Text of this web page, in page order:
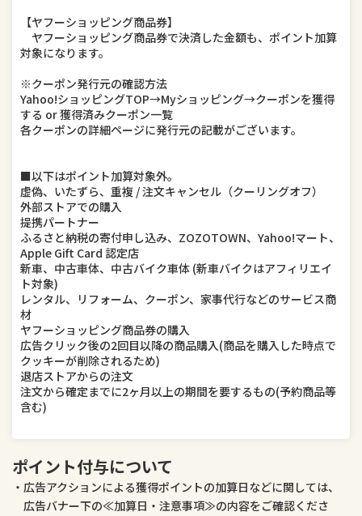
【ヤフーショッピング商品券】
ヤフーショッピング商品券で決済した金額も、ポイント加算
対象になります。
※クーポン発行元の確認方法
Yahoo!ショッピングTOP→Myショッピング→クーポンを獲得
する or 獲得済みクーポン一覧
各クーポンの詳細ページに発行元の記載がございます。
■以下はポイント加算対象外。
虚偽、いたずら、重複 / 注文キャンセル（クーリングオフ）
外部ストアでの購入
提携パートナー
ふるさと納税の寄付申し込み、ZOZOTOWN、Yahoo!マート、
Apple Gift Card 認定店
新車、中古車体、中古バイク車体 (新車バイクはアフィリエイ
ト対象)
レンタル、リフォーム、クーポン、家事代行などのサービス商
材
ヤフーショッピング商品券の購入
広告クリック後の2回目以降の商品購入(商品を購入した時点で
クッキーが削除されるため)
退店ストアからの注文
注文から確定までに2ヶ月以上の期間を要するもの(予約商品等
含む)
ポイント付与について
広告アクションによる獲得ポイントの加算日などに関しては、
広告バナー下の≪加算日・注意事項≫の内容をご確認くださ